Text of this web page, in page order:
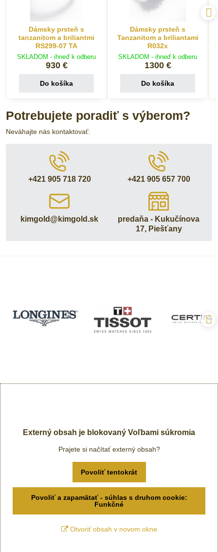
Dámsky prsteň s
tanzanitom a briliantmi
RS299-07 TA
SKLADOM - ihneď k odberu
930 €
Do košíka
Dámsky prsteň s
Tanzanitom a briliantami
R032x
SKLADOM - ihneď k odberu
1300 €
Do košíka
Potrebujete poradiť s výberom?
Neváhajte nás kontaktovať:
+421 905 718 720 +421 905 657 700
kimgold​@kimgold​.sk
predaňa - Kukučínova
17, Piešťany
Externý obsah je blokovaný Voľbami súkromia
Prajete si načítať externý obsah?
Povoliť tentokrát
Povoliť a zapamätať - súhlas s druhom cookie:
Funkčné
Otvoriť obsah v novom okne